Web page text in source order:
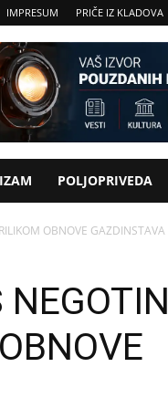
IMPRESUM PRIČE IZ KLADOVA
POLJOPRIVEDA
OBNOVE GAZDINSTAVA
NEGOTIN